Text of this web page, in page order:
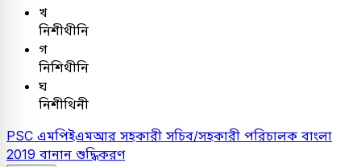
খ
নিশীথীনি
গ
নিশিথীনি
ঘ
নিশীথিনী
PSC এমপিইএমআর সহকারী সচিব/সহকারী পরিচালক বাংলা
2019 বানান শুদ্ধিকরণ